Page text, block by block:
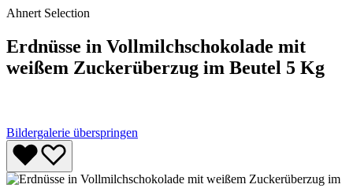
Ahnert Selection
Erdnüsse in Vollmilchschokolade mit
weißem Zuckerüberzug im Beutel 5 Kg
Bildergalerie überspringen